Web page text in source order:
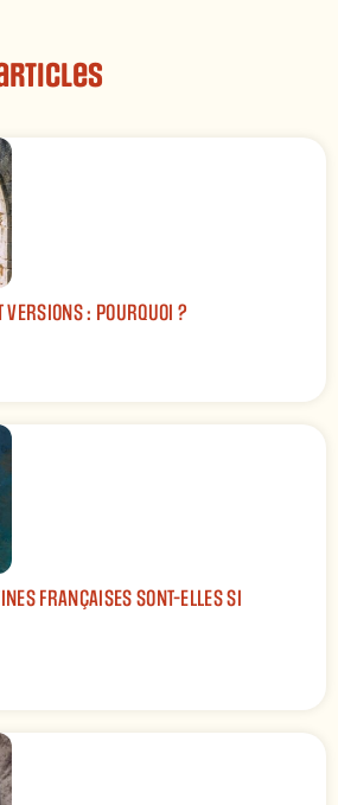
: POURQUOI ?
FRANÇAISES SONT-ELLES SI